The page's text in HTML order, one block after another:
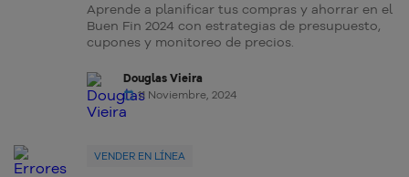
Aprende a planificar tus compras y ahorrar en el
Buen Fin 2024 con estrategias de presupuesto,
cupones y monitoreo de precios.
Douglas Vieira
11 Noviembre, 2024
VENDER EN LÍNEA